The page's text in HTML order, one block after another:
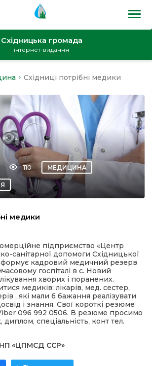
Східницька громада
інтернет-видання
Східниці потрібні медики
110 МЕДИЦИНА
медики
підприємство «Центр
санітарної допомоги Східницької
кадровий медичний резерв
госпіталі в с. Новий
хворих і поранених.
медиків: лікарів, мед. сестер,
, які мали б бажання реалізувати
і знання. Свої короткі резюме
096 992 0506. В резюме просимо
диплом, спеціальність, конт тел.
«ЦПМСД ССР»